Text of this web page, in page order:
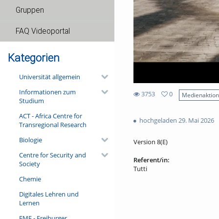
Gruppen
FAQ Videoportal
Kategorien
Universität allgemein
Informationen zum
Studium
ACT - Africa Centre for
Transregional Research
Biologie
Centre for Security and
Society
Chemie
Digitales Lehren und
Lernen
3753
views
0
hochgeladen 29. Mai 2026
Version 8(E)
Referent/in:
Tutti